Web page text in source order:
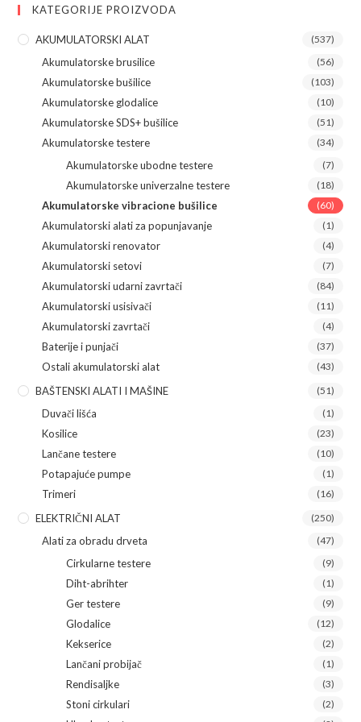
KATEGORIJE PROIZVODA
AKUMULATORSKI ALAT (537)
Akumulatorske brusilice (56)
Akumulatorske bušilice (103)
Akumulatorske glodalice (10)
Akumulatorske SDS+ bušilice (51)
Akumulatorske testere (34)
Akumulatorske ubodne testere (7)
Akumulatorske univerzalne testere (18)
Akumulatorske vibracione bušilice (60)
Akumulatorski alati za popunjavanje (1)
Akumulatorski renovator (4)
Akumulatorski setovi (7)
Akumulatorski udarni zavrtači (84)
Akumulatorski usisivači (11)
Akumulatorski zavrtači (4)
Baterije i punjači (37)
Ostali akumulatorski alat (43)
BAŠTENSKI ALATI I MAŠINE (51)
Duvači lišća (1)
Kosilice (23)
Lančane testere (10)
Potapajuće pumpe (1)
Trimeri (16)
ELEKTRIČNI ALAT (250)
Alati za obradu drveta (47)
Cirkularne testere (9)
Diht-abrihter (1)
Ger testere (9)
Glodalice (12)
Kekserice (2)
Lančani probijač (1)
Rendisaljke (3)
Stoni cirkulari (2)